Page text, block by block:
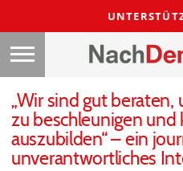
„Wir sind gut beraten,
zu beschleunigen und
auszubilden“ – ein
unverantwortliches